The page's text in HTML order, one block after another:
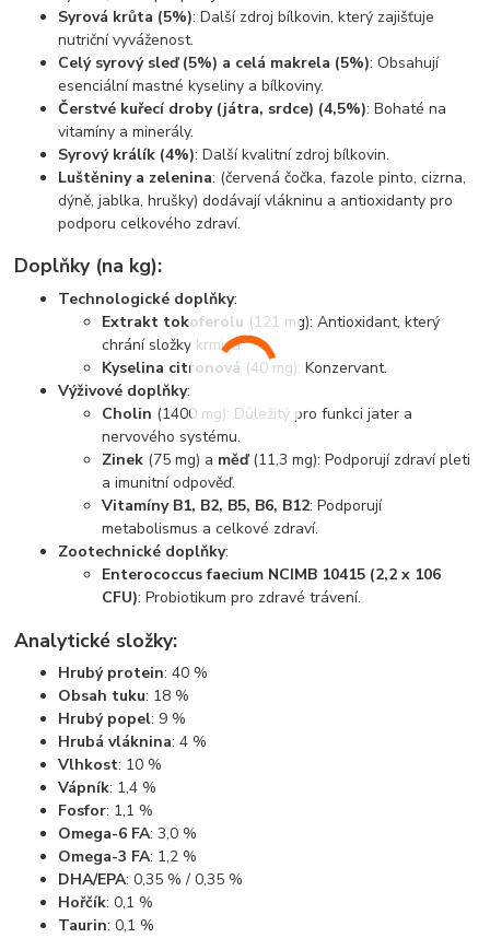
Syrová krůta (5%): Další zdroj bílkovin, který zajišťuje
nutriční vyváženost.
Celý syrový sleď (5%) a celá makrela (5%): Obsahují
esenciální mastné kyseliny a bílkoviny.
Čerstvé kuřecí droby (játra, srdce) (4,5%): Bohaté na
vitamíny a minerály.
Syrový králík (4%): Další kvalitní zdroj bílkovin.
Luštěniny a zelenina: (červená čočka, fazole pinto, cizrna,
dýně, jablka, hrušky) dodávají vlákninu a antioxidanty pro
podporu celkového zdraví.
Doplňky (na kg):
Technologické doplňky:
Extrakt tokoferolu (121 mg): Antioxidant, který
chrání složky krmiva.
Kyselina citronová (40 mg): Konzervant.
Výživové doplňky:
Cholin (1400 mg): Důležitý pro funkci jater a
nervového systému.
Zinek (75 mg) a měď(11,3 mg): Podporují zdraví pleti
a imunitní odpověď.
Vitamíny B1, B2, B5, B6, B12: Podporují
metabolismus a celkové zdraví.
Zootechnické doplňky:
Enterococcus faecium NCIMB 10415 (2,2 x 106
CFU): Probiotikum pro zdravé trávení.
Analytické složky:
Hrubý protein: 40 %
Obsah tuku: 18 %
Hrubý popel: 9 %
Hrubá vláknina: 4 %
Vlhkost: 10 %
Vápník: 1,4 %
Fosfor: 1,1 %
Omega-6 FA: 3,0 %
Omega-3 FA: 1,2 %
DHA/EPA: 0,35 % / 0,35 %
Hořčík: 0,1 %
Taurin: 0,1 %